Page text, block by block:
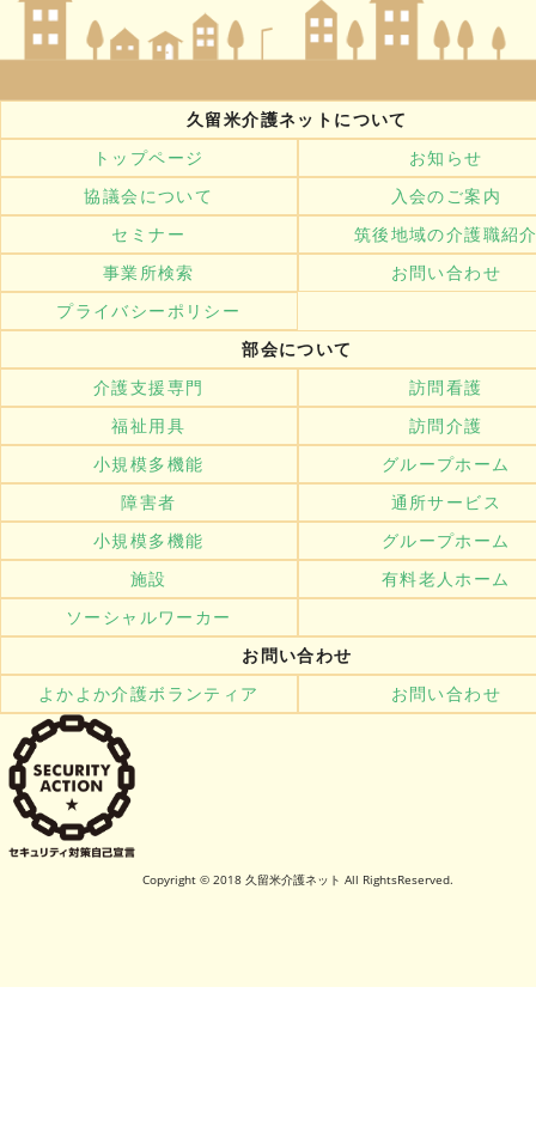
久留米介護ネットについて
トップページ
お知らせ
協議会について
入会のご案内
セミナー
筑後地域の介護職紹
事業所検索
お問い合わせ
プライバシーポリシー
部会について
介護支援専門
訪問看護
福祉用具
訪問介護
小規模多機能
グループホーム
障害者
通所サービス
小規模多機能
グループホーム
施設
有料老人ホーム
ソーシャルワーカー
お問い合わせ
よかよか介護ボランティア
お問い合わせ
Copyright © 2018 久留米介護ネット All RightsReserved.